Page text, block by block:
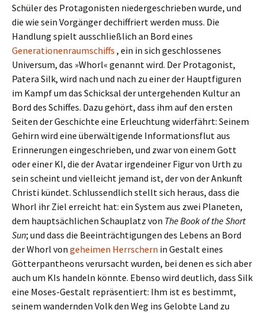
Schüler des Protagonisten nie­der­ge­schrie­ben wurde, und
die wie sein Vorgänger dechif­friert werden muss. Die
Handlung spielt aus­schließ­lich an Bord eines
Generationenraumschiffs , ein in sich geschlos­se­nes
Universum, das »Whorl« genannt wird. Der Protagonist,
Patera Silk, wird nach und nach zu einer der Hauptfiguren
im Kampf um das Schicksal der unter­ge­hen­den Kultur an
Bord des Schiffes. Dazu gehört, dass ihm auf den ersten
Seiten der Geschichte eine Erleuchtung wider­fährt: Seinem
Gehirn wird eine über­wäl­ti­gende Informationsflut aus
Erinnerungen ein­ge­schrie­ben, und zwar von einem Gott
oder einer KI, die der Avatar irgend­ei­ner Figur von Urth zu
sein scheint und viel­leicht jemand ist, der von der Ankunft
Christi kündet. Schlussendlich stellt sich heraus, dass die
Whorl ihr Ziel erreicht hat: ein System aus zwei Planeten,
dem haupt­säch­li­chen Schauplatz von The Book of the Short
Sun; und dass die Beeinträchtigungen des Lebens an Bord
der Whorl von gehei­men Herrschern in Gestalt eines
Götterpantheons ver­ur­sacht wurden, bei denen es sich aber
auch um KIs han­deln könnte. Ebenso wird deut­lich, dass Silk
eine Moses-Gestalt reprä­sen­tiert: Ihm ist es bestimmt,
seinem wan­dern­den Volk den Weg ins Gelobte Land zu